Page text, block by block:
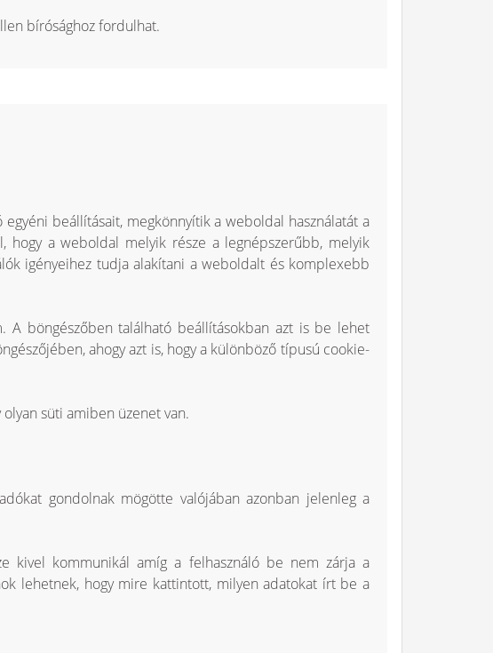
bírósághoz fordulhat.
beállításait, megkönnyítik a weboldal használatát a
hogy a weboldal melyik része a legnépszerűbb, melyik
igényeihez tudja alakítani a weboldalt és komplexebb
A böngészőben található beállításokban azt is be lehet
ahogy azt is, hogy a különböző típusú cookie-
süti amiben üzenet van.
gondolnak mögötte valójában azonban jelenleg a
kivel kommunikál amíg a felhasználó be nem zárja a
lehetnek, hogy mire kattintott, milyen adatokat írt be a